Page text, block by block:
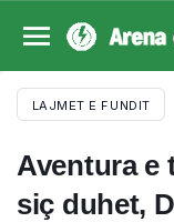
LAJMET E FUNDIT
Aventura e
siç duhet,